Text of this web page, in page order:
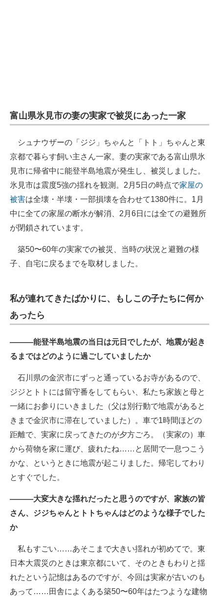
富山県氷見市の妻の実家で被災にあった一家
シュナウザーの「ジジ」ちゃんと「トト」ちゃんと東
京都で暮らす飼い主さん一家。妻の実家である富山県氷
見市に帰省中に能登半島地震が発生し、被災しました。
氷見市は震度5強の揺れを観測。2月5日の時点で家屋の
被害は全壊・半壊・一部損壊を合わせて1380件に。1月
中に全ての家屋の断水が解消、2月6日には全ての避難所
が閉鎖されています。
築50〜60年の実家での被災、当時の状況と避難の様
子、自宅に戻るまでを取材しました。
私が連れてきたばかりに、もしこの子たちに何か
あったら
―――能登半島地震の当日は元日でしたが、地震が起き
るまではどのように過ごしていましたか
石川県の金沢市にずっと通っているお寺があるので、
ジジとトトには留守番をしてもらい、私たち家族と母と
一緒にお参りにいきました（父は別行動で地震があると
きまで金沢市に滞在していました）。車で1時間ほどの
距離で、実家に戻ってきたのが夕方ごろ。（実家の）車
から荷物を家に運び、疲れたね……と居間で一息つこう
かな、というときに地震が起こりました。帰宅してわり
とすぐでした。
―――大変大きな揺れだったと思うのですが、家族の皆
さん、ジジちゃんとトトちゃんはどのような様子でした
か
私もすごい……あそこまで大きい揺れが初めてで。東
日本大震災のときは東京都にいて、そのときもわりと揺
れたという記憶はあるのですが、今回は実家が古いのも
あって……田舎によくある築50〜60年はたつような建物